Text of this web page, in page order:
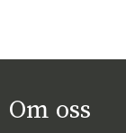
Om oss